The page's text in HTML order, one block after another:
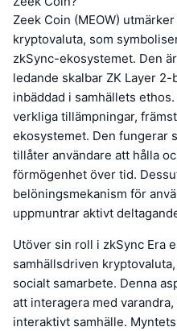
Zeek Coin (MEOW)
kryptovaluta, som
zkSync-ekosystemet. Den
ledande skalbar ZK Layer
inbäddad i samhällets
verkliga tillämpningar,
ekosystemet. Den fungerar
tillåter användare att hålla
förmögenhet över tid.
belöningsmekanism för
uppmuntrar aktivt
Utöver sin roll i zkSync Era
samhällsdriven
socialt samarbete. Denna
att interagera med
interaktivt samhälle.